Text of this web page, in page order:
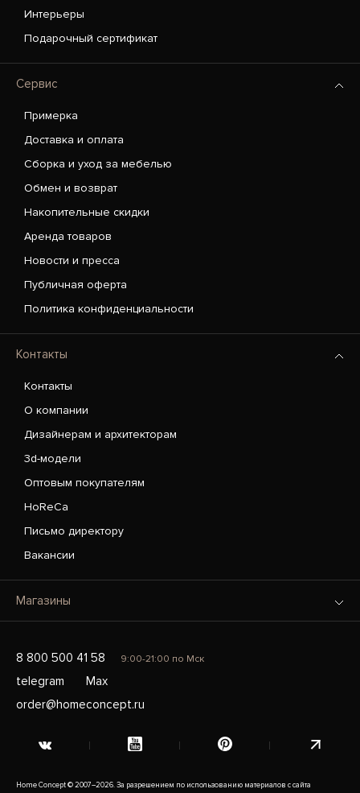
Интерьеры
Подарочный сертификат
Сервис
Примерка
Доставка и оплата
Сборка и уход за мебелью
Обмен и возврат
Накопительные скидки
Аренда товаров
Новости и пресса
Публичная оферта
Политика конфиденциальности
Контакты
Контакты
О компании
Дизайнерам и архитекторам
3d-модели
Оптовым покупателям
HoReCa
Письмо директору
Вакансии
Магазины
8 800 500 41 58 9:00-21:00 по Мск
telegram
Max
order@homeconcept.ru
Home Concept © 2007–2026. За разрешением по использованию материалов с сайта